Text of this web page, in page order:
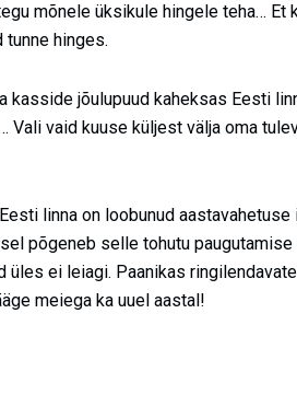
mõnele üksikule hingele teha… Et
hinges.
kasside jõulupuud kaheksas Eesti
Vali vaid kuuse küljest välja oma
linna on loobunud
põgeneb selle tohutu
üles ei leiagi. Paanikas
meiega ka uuel aastal!